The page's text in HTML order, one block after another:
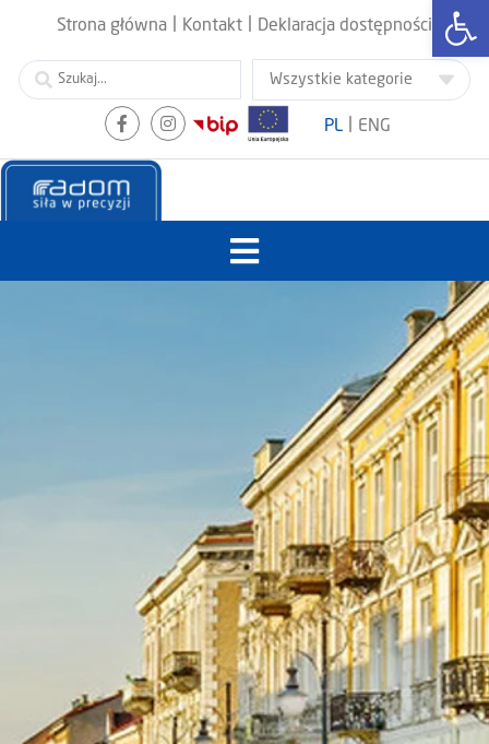
Strona główna Kontakt Deklaracja dostępności
PL ENG